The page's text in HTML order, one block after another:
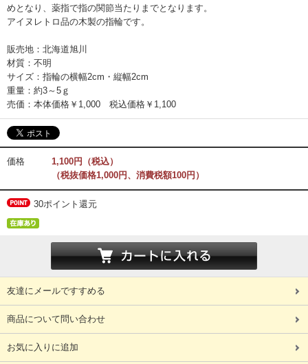
めとなり、薬指で指の関節当たりまでとなります。
アイヌレトロ品の木製の指輪です。
販売地：北海道旭川
材質：不明
サイズ：指輪の横幅2cm・縦幅2cm
重量：約3～5ｇ
売価：本体価格￥1,000 税込価格￥1,100
価格
1,100円（税込）
（税抜価格1,000円、消費税額100円）
30ポイント還元
友達にメールですすめる
商品について問い合わせ
お気に入りに追加